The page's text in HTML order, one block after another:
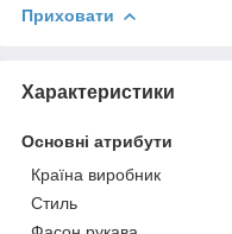
Приховати
Характеристики
Основні атрибути
Країна виробник
Стиль